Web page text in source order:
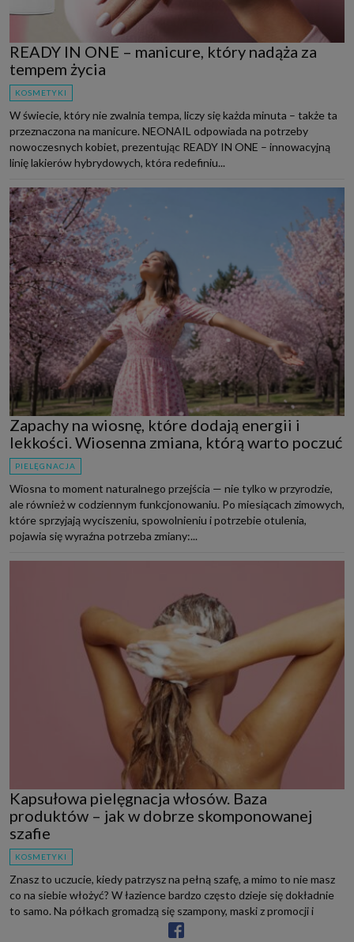
READY IN ONE – manicure, który nadąża za
tempem życia
KOSMETYKI
W świecie, który nie zwalnia tempa, liczy się każda minuta – także ta
przeznaczona na manicure. NEONAIL odpowiada na potrzeby
nowoczesnych kobiet, prezentując READY IN ONE – innowacyjną
linię lakierów hybrydowych, która redefiniu...
Zapachy na wiosnę, które dodają energii i
lekkości. Wiosenna zmiana, którą warto poczuć
PIELĘGNACJA
Wiosna to moment naturalnego przejścia — nie tylko w przyrodzie,
ale również w codziennym funkcjonowaniu. Po miesiącach zimowych,
które sprzyjają wyciszeniu, spowolnieniu i potrzebie otulenia,
pojawia się wyraźna potrzeba zmiany:...
Kapsułowa pielęgnacja włosów. Baza
produktów – jak w dobrze skomponowanej
szafie
KOSMETYKI
Znasz to uczucie, kiedy patrzysz na pełną szafę, a mimo to nie masz
co na siebie włożyć? W łazience bardzo często dzieje się dokładnie
to samo. Na półkach gromadzą się szampony, maski z promocji i
odżywki, które miały przynieść s...